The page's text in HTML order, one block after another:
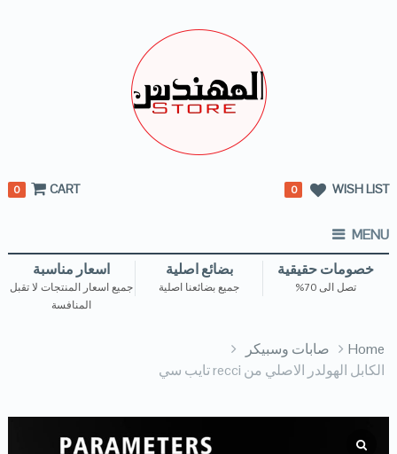
WISH LIST
0
CART
0
MENU
خصومات حقيقية
تصل الى 70%
بضائع اصلية
جميع بضائعنا اصلية
اسعار مناسبة
جميع اسعار المنتجات لا تقبل
المنافسة
Home
صابات وسبيكر
الكابل الهولدر الاصلي من recci تايب سي